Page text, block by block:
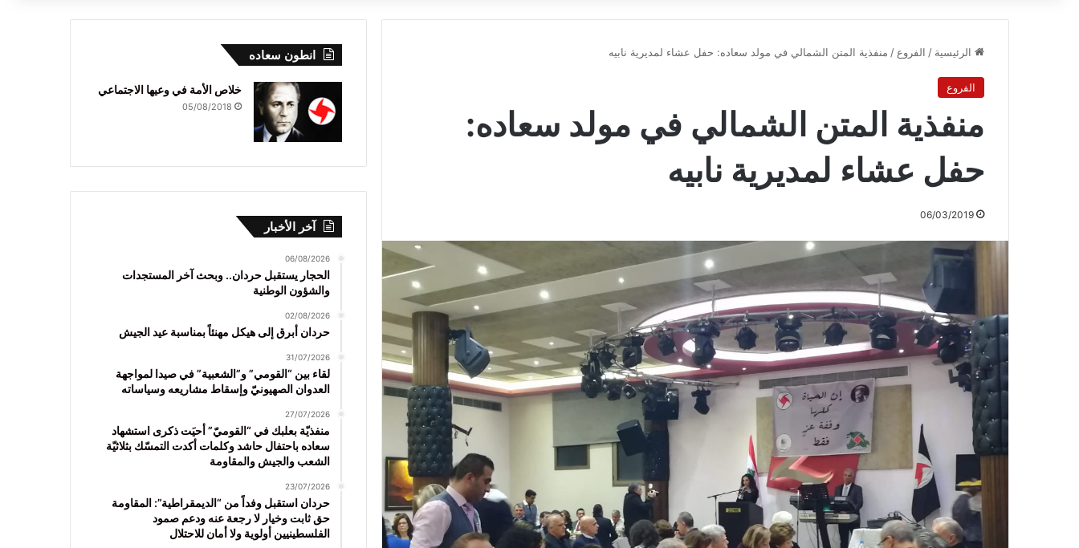
الرئيسية / الفروع / منفذية المتن الشمالي في مولد سعاده: حفل عشاء لمديرية نابيه
الفروع
منفذية المتن الشمالي في مولد سعاده:
حفل عشاء لمديرية نابيه
06/03/2019
انطون سعاده
خلاص الأمة في وعيها الاجتماعي
05/08/2018
آخر الأخبار
06/08/2026
الحجار يستقبل حردان.. وبحث آخر المستجدات
والشؤون الوطنية
02/08/2026
حردان أبرق إلى هيكل مهنئاً بمناسبة عيد الجيش
31/07/2026
لقاء بين “القومي” و”الشعبية” في صيدا لمواجهة
العدوان الصهيونيّ وإسقاط مشاريعه وسياساته
27/07/2026
منفذيّة بعلبك في “القوميّ” أحيَت ذكرى استشهاد
سعاده باحتفال حاشد وكلمات أكدت التمسّك بثلاثيّة
الشعب والجيش والمقاومة
23/07/2026
حردان استقبل وفداً من “الديمقراطية”: المقاومة
حق ثابت وخيار لا رجعة عنه ودعم صمود
الفلسطينيين أولوية ولا أمان للاحتلال